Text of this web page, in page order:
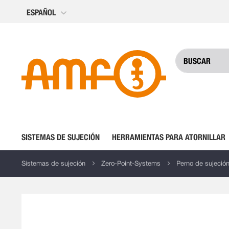
ESPAÑOL
SISTEMAS DE SUJECIÓN HERRAMIENTAS PARA ATORNILLAR
Sistemas de sujeción Zero-Point-Systems Perno de